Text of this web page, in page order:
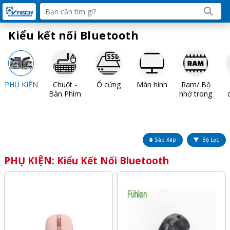
Kiểu kết nối Bluetooth
PHỤ KIỆN
Chuột -
Bàn Phím
Ổ cứng Màn hình
Ram/ Bộ
nhớ trong
Sắp Xếp Bộ Lọc
PHỤ KIỆN: Kiểu Kết Nối Bluetooth